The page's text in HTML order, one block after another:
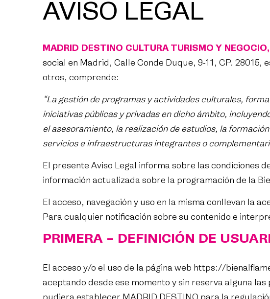
AVISO LEGAL
MADRID DESTINO CULTURA TURISMO Y
social en Madrid, Calle Conde Duque, 9-11, CP.
otros, comprende:
“La gestión de programas y actividades culturales,
iniciativas públicas y privadas en dicho ámbito,
el asesoramiento, la realización de estudios, la
servicios e infraestructuras integrantes o
El presente Aviso Legal informa sobre las condiciones
información actualizada sobre la programación de la
El acceso, navegación y uso en la misma conllevan la
Para cualquier notificación sobre su contenido e
PRIMERA – DEFINICIÓN DE
El acceso y/o el uso de la página web https://
aceptando desde ese momento y sin reserva alguna